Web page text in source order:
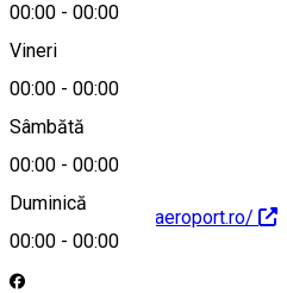
00:00 - 00:00
Vineri
00:00 - 00:00
Sâmbătă
00:00 - 00:00
Duminică
00:00 - 00:00
hotel@helin.ro
https://www.helinaeroport.ro/